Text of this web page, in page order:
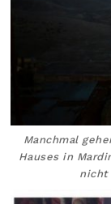
Manchmal
Hauses in
nicht